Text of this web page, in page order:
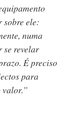
sobre ele:
numa
revelar
É preciso
para
valor.”